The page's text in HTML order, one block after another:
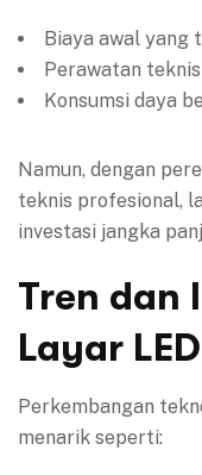
Biaya awal yang
Perawatan
Konsumsi daya
Namun, dengan
teknis profesional,
investasi jangka
Tren dan
Layar
Perkembangan
menarik seperti: